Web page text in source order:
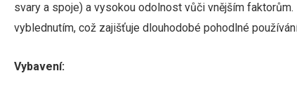
svary a spoje) a vysokou odolnost vůči vnějším faktorům.
vyblednutím, což zajišťuje dlouhodobé pohodlné
Vybavení: